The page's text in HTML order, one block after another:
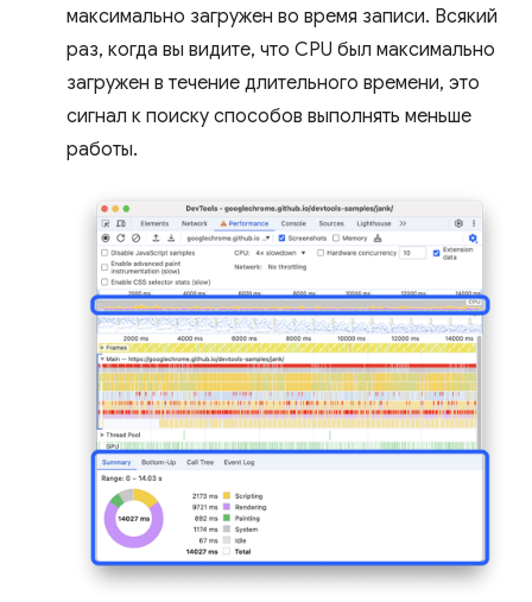
максимально загружен во время записи. Всякий
раз, когда вы видите, что CPU был максимально
загружен в течение длительного времени, это
сигнал к поиску способов выполнять меньше
работы.